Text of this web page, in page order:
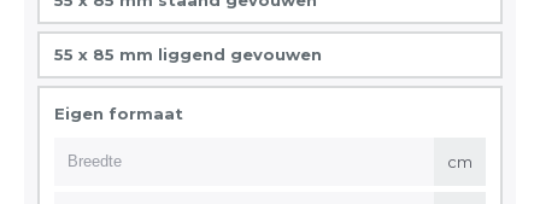
55 x 85 mm liggend gevouwen
Eigen formaat
cm